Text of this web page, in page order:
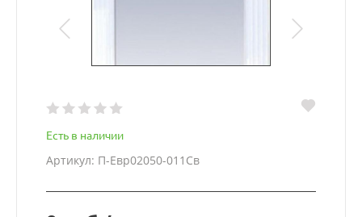
Есть в наличии
Артикул: П-Евр02050-011Св